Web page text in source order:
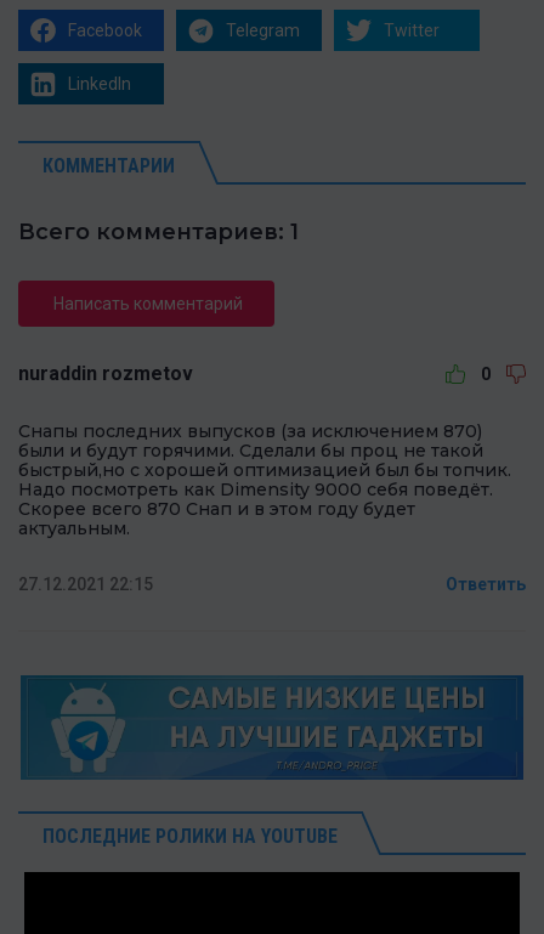
Facebook Telegram Twitter
LinkedIn
КОММЕНТАРИИ
Всего комментариев: 1
Написать комментарий
nuraddin rozmetov 0
Снапы последних выпусков (за исключением 870)
были и будут горячими. Сделали бы проц не такой
быстрый,но с хорошей оптимизацией был бы топчик.
Надо посмотреть как Dimensity 9000 себя поведёт.
Скорее всего 870 Снап и в этом году будет
актуальным.
27.12.2021 22:15 Ответить
ПОСЛЕДНИЕ РОЛИКИ НА YOUTUBE